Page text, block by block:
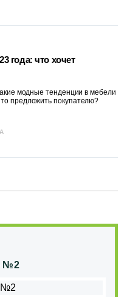
года: что хочет
модные тенденции в мебели
предложить покупателю?
№2